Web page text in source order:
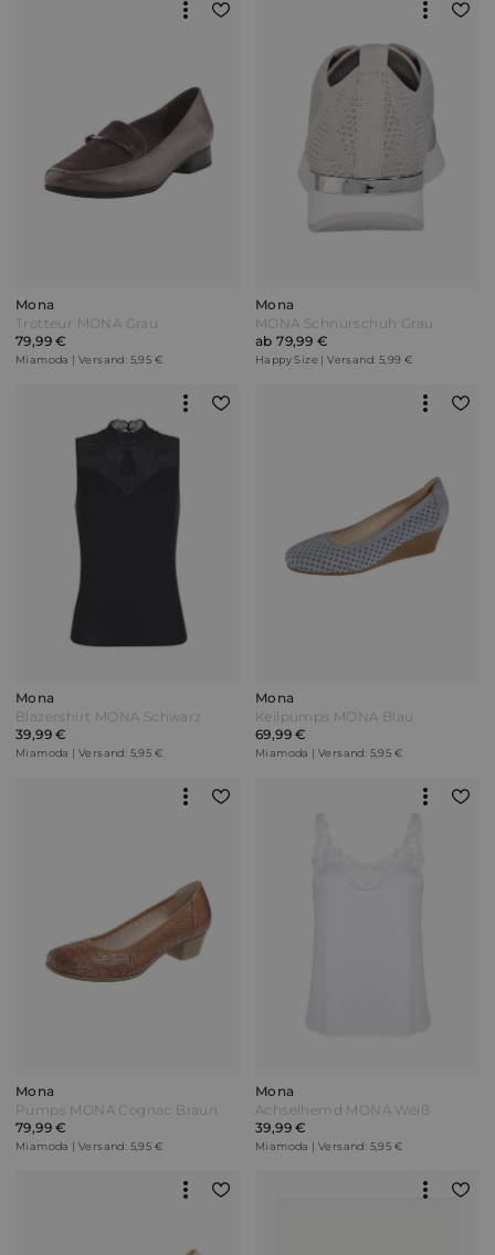
Mona
Trotteur MONA Grau
79,99 €
Miamoda | Versand: 5,95 €
Mona
MONA Schnürschuh Grau
ab 79,99 €
Happy Size | Versand: 5,99 €
Mona
Blazershirt MONA Schwarz
39,99 €
Miamoda | Versand: 5,95 €
Mona
Keilpumps MONA Blau
69,99 €
Miamoda | Versand: 5,95 €
Mona
Pumps MONA Cognac Braun
79,99 €
Miamoda | Versand: 5,95 €
Mona
Achselhemd MONA Weiß
39,99 €
Miamoda | Versand: 5,95 €